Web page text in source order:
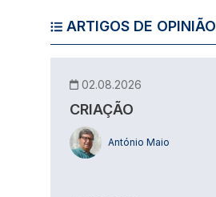
ARTIGOS DE OPINIÃO
02.08.2026
CRIAÇÃO
António Maio